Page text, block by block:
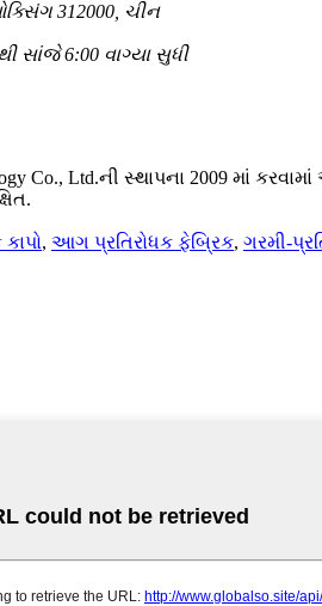
312000, ચીન
સાંજે 6:00 વાગ્યા સુધી
Co., Ltd.ની સ્થાપના 2009 માં
, આગ પ્રતિરોધક ફેબ્રિક, ગરમી-